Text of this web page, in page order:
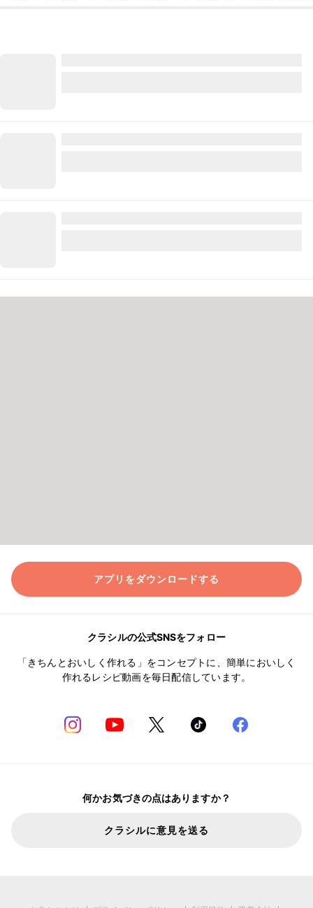
アプリをダウンロードする
クラシルの公式SNSをフォロー
「きちんとおいしく作れる」をコンセプトに、簡単においしく
作れるレシピ動画を毎日配信しています。
何かお気づきの点はありますか？
クラシルに意見を送る